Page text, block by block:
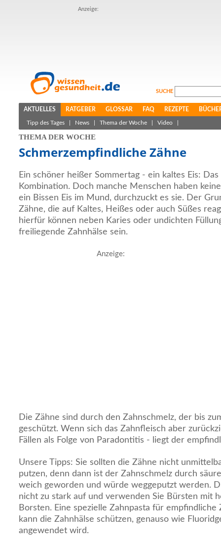
Anzeige:
SUCHE
AKTUELLES RATGEBER GLOSSAR FAQ REZEPTE
Tipp des Tages News Thema der Woche Video
THEMA DER WOCHE
Schmerzempfindliche Zähne
Ein schöner heißer Sommertag - ein kaltes Eis:
Kombination. Doch manche Menschen haben
ein Bissen Eis im Mund, durchzuckt es sie. Der
Zähne, die auf Kaltes, Heißes oder auch Süßes
hierfür können neben Karies oder undichten
freiliegende Zahnhälse sein.
Anzeige:
Die Zähne sind durch den Zahnschmelz, der bis
geschützt. Wenn sich das Zahnfleisch aber
Fällen als Folge von Paradontitis - liegt der
Unsere Tipps: Sie sollten die Zähne nicht
putzen, denn dann ist der Zahnschmelz durch
weich geworden und würde weggeputzt werden.
nicht zu stark auf und verwenden Sie Bürsten mit
Borsten. Eine spezielle Zahnpasta für
kann die Zahnhälse schützen, genauso wie
angewendet wird.